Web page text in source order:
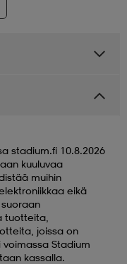
stadium.fi 10.8.2026
kuuluvaa
muihin
eikä
tuotteita,
joissa on
voimassa Stadium
kassalla.